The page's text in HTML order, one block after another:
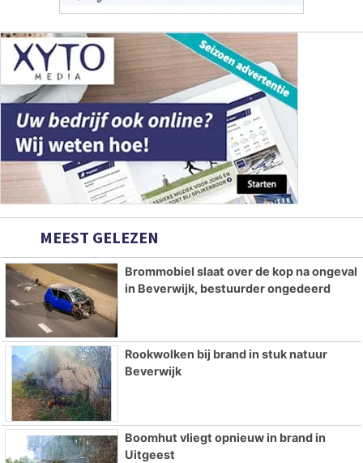
MEEST GELEZEN
Brommobiel slaat over de kop na ongeval
in Beverwijk, bestuurder ongedeerd
Rookwolken bij brand in stuk natuur
Beverwijk
Boomhut vliegt opnieuw in brand in
Uitgeest